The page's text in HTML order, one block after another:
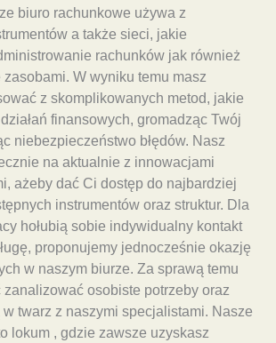
biuro rachunkowe używa z
a także sieci, jakie
rachunków jak również
W wyniku temu masz
z skomplikowanych metod, jakie
finansowych, gromadząc Twój
niebezpieczeństwo błędów. Nasz
na aktualnie z innowacjami
ażeby dać Ci dostęp do najbardziej
instrumentów oraz struktur. Dla
hołubią sobie indywidualny kontakt
proponujemy jednocześnie okazję
w naszym biurze. Za sprawą temu
zanalizować osobiste potrzeby oraz
twarz z naszymi specjalistami. Nasze
lokum , gdzie zawsze uzyskasz